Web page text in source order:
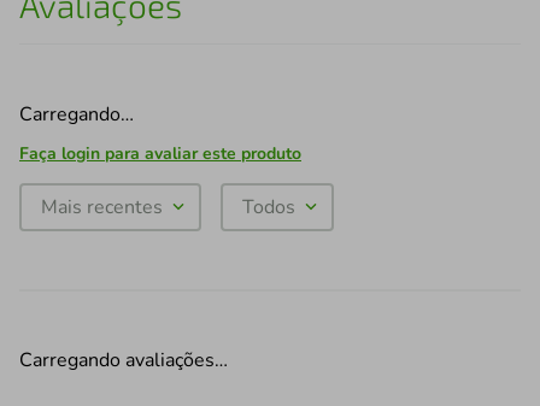
Carregando…
Faça login para avaliar este produto
Mais recentes Todos
Carregando avaliações…